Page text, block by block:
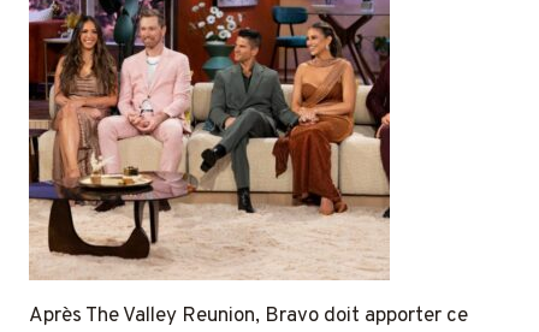
Après The Valley Reunion, Bravo doit apporter ce